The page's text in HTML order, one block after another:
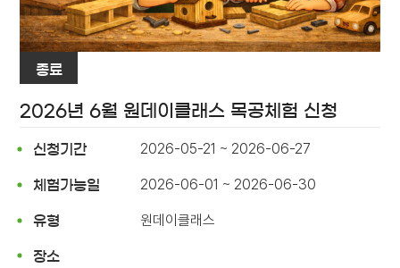
종료
2026년 6월 원데이클래스 목공체험 신청
신청기간 2026-05-21 ~ 2026-06-27
체험가능일 2026-06-01 ~ 2026-06-30
유형 원데이클래스
장소